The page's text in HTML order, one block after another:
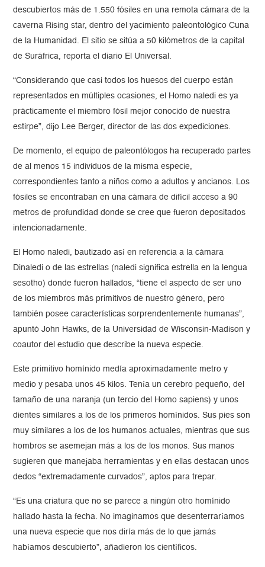
descubiertos más de 1.550 fósiles en una remota cámara de la
caverna Rising star, dentro del yacimiento paleontológico Cuna
de la Humanidad. El sitio se sitúa a 50 kilómetros de la capital
de Suráfrica, reporta el diario El Universal.
“Considerando que casi todos los huesos del cuerpo están
representados en múltiples ocasiones, el Homo naledi es ya
prácticamente el miembro fósil mejor conocido de nuestra
estirpe”, dijo Lee Berger, director de las dos expediciones.
De momento, el equipo de paleontólogos ha recuperado partes
de al menos 15 individuos de la misma especie,
correspondientes tanto a niños como a adultos y ancianos. Los
fósiles se encontraban en una cámara de difícil acceso a 90
metros de profundidad donde se cree que fueron depositados
intencionadamente.
El Homo naledi, bautizado así en referencia a la cámara
Dinaledi o de las estrellas (naledi significa estrella en la lengua
sesotho) donde fueron hallados, “tiene el aspecto de ser uno
de los miembros más primitivos de nuestro género, pero
también posee características sorprendentemente humanas”,
apuntó John Hawks, de la Universidad de Wisconsin-Madison y
coautor del estudio que describe la nueva especie.
Este primitivo homínido medía aproximadamente metro y
medio y pesaba unos 45 kilos. Tenía un cerebro pequeño, del
tamaño de una naranja (un tercio del Homo sapiens) y unos
dientes similares a los de los primeros homínidos. Sus pies son
muy similares a los de los humanos actuales, mientras que sus
hombros se asemejan más a los de los monos. Sus manos
sugieren que manejaba herramientas y en ellas destacan unos
dedos “extremadamente curvados”, aptos para trepar.
“Es una criatura que no se parece a ningún otro homínido
hallado hasta la fecha. No imaginamos que desenterraríamos
una nueva especie que nos diría más de lo que jamás
habíamos descubierto”, añadieron los científicos.